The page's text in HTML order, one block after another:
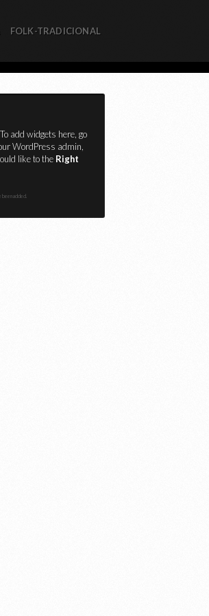
FOLK-TRADICIONAL
add widgets here, go
WordPress admin,
like to the Right
been added.